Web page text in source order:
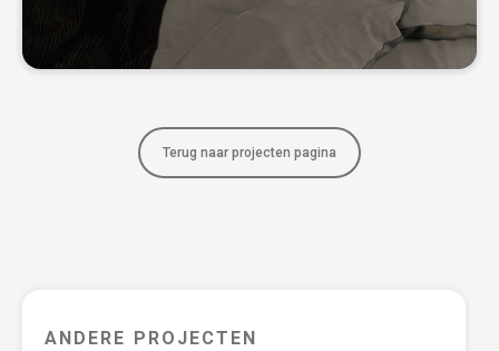
Terug naar projecten pagina
ANDERE PROJECTEN